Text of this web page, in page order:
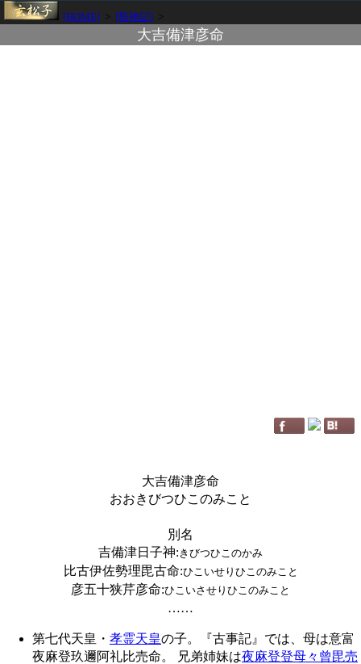
[HOME] [祭神記]
大吉備津彦命
大吉備津彦命
おおきびつひこのみこと
別名
吉備津日子神: きびつひこのかみ
比古伊佐勢理毘古命:ひこいせりひこのみこと
彦五十狭芹彦命:ひこいさせりひこのみこと
……
第七代天皇・ 孝霊天皇の子。『古事記』では、母は意富
夜麻登玖邇阿礼比売命。 兄弟姉妹は夜麻登登母々曾毘売